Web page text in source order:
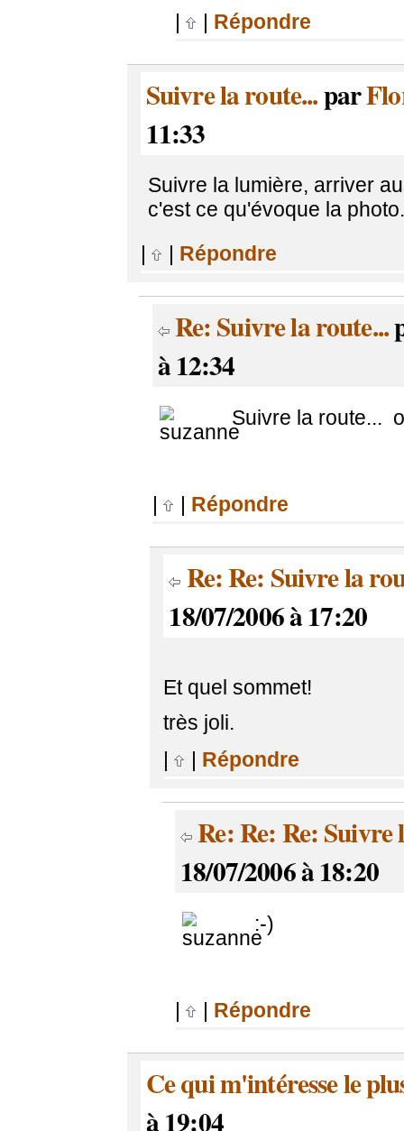
| | Répondre
Suivre la route...par
11:33
Suivre la lumière, arriver
c'est ce qu'évoque la
Répondre
Re: Suivre la route...
à 12:34
Suivre la route...
| | Répondre
Re: Re: Suivre la
18/07/2006 à 17:20
Et quel sommet!
très joli.
|
Répondre
Re: Re: Re:
18/07/2006 à 18:20
:-)
| | Répondre
Ce qui m'intéresse le
à 19:04